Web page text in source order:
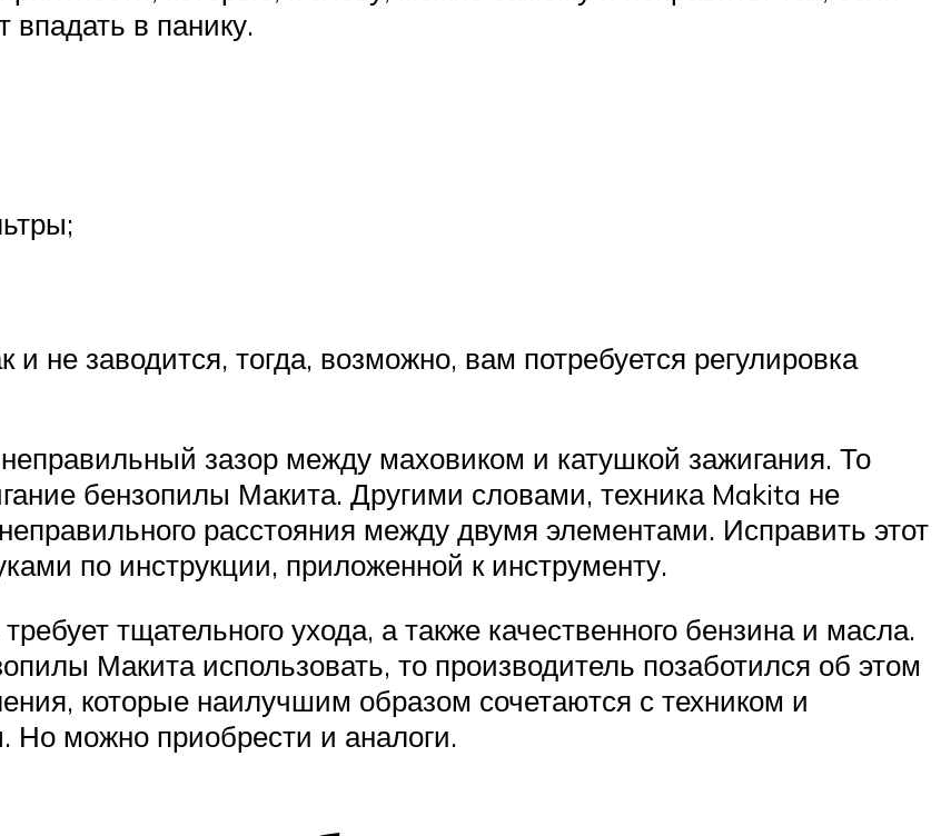
впадать в панику.
не заводится, тогда, возможно, вам потребуется регулировка
зазор между маховиком и катушкой зажигания. То
бензопилы Макита. Другими словами, техника Makita не
расстояния между двумя элементами. Исправить этот
по инструкции, приложенной к инструменту.
тщательного ухода, а также качественного бензина и масла.
Макита использовать, то производитель позаботился об этом
которые наилучшим образом сочетаются с техником и
Но можно приобрести и аналоги.